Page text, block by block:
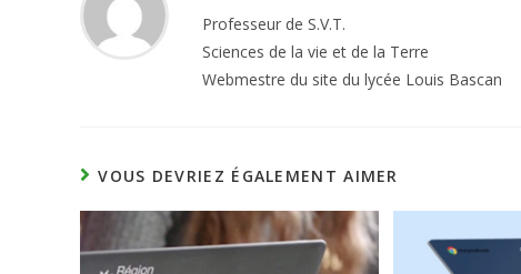
Professeur de S.V.T.
Sciences de la vie et de la Terre
Webmestre du site du lycée Louis Bascan
VOUS DEVRIEZ ÉGALEMENT AIMER